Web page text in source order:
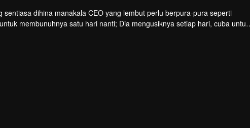
dihina manakala CEO yang lembut perlu berpura-pura seperti
membunuhnya satu hari nanti; Dia mengusiknya setiap hari, cuba untuk
romantis ini, mari kita lihat siapa yang akan menang di dalam permaininan
mereka mula sedar bahawa mereka terjebak dalam konspirasi.